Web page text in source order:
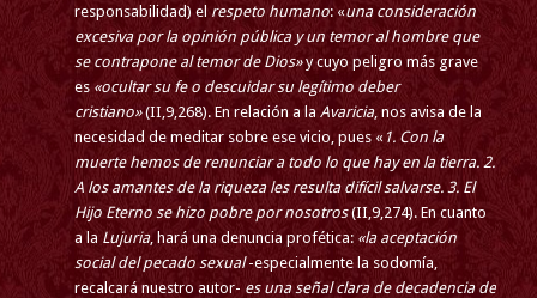
responsabilidad) el respeto humano: «una consideración
excesiva por la opinión pública y un temor al hombre que
se contrapone al temor de Dios»y cuyo peligro más grave
es «ocultar su fe o descuidar su legítimo deber
cristiano»(II,9,268). En relación a la Avaricia, nos avisa de la
necesidad de meditar sobre ese vicio, pues « 1. Con la
muerte hemos de renunciar a todo lo que hay en la tierra. 2.
A los amantes de la riqueza les resulta difícil salvarse. 3. El
Hijo Eterno se hizo pobre por nosotros(II,9,274). En cuanto
a la Lujuria, hará una denuncia profética: «la aceptación
social del pecado sexual-especialmente la sodomía,
recalcará nuestro autor- es una señal clara de decadencia de